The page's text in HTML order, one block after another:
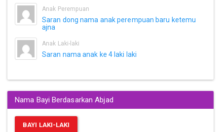
Anak Perempuan
Saran dong nama anak perempuan baru ketemu
ajna
Anak Laki-laki
Saran nama anak ke 4 laki laki
Nama Bayi Berdasarkan Abjad
BAYI LAKI-LAKI